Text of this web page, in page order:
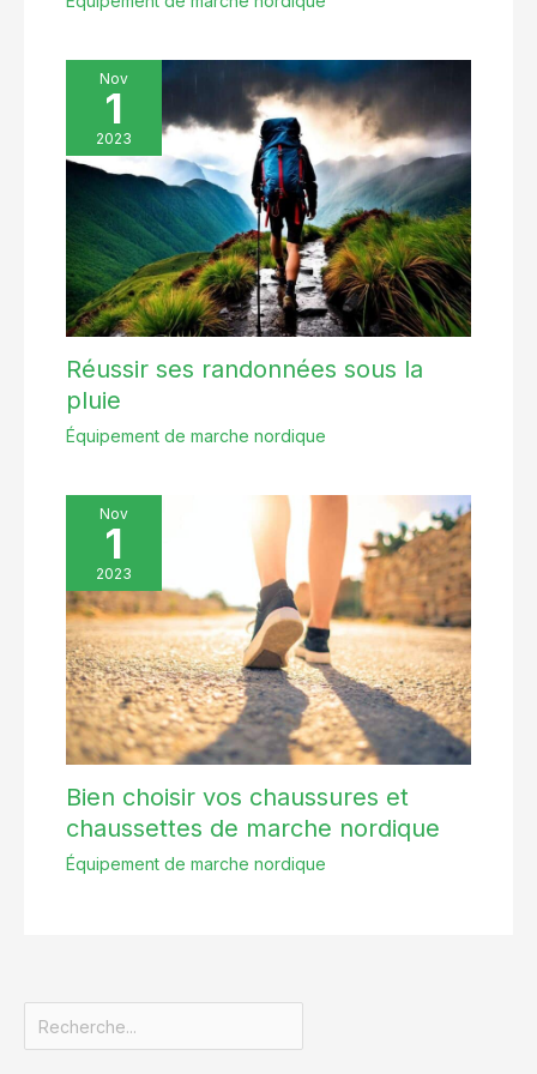
Nov
1
2023
Réussir ses randonnées sous la
pluie
Équipement de marche nordique
Nov
1
2023
Bien choisir vos chaussures et
chaussettes de marche nordique
Équipement de marche nordique